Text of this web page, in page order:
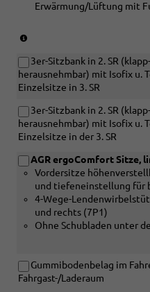
Erwärmung/Lüftung mit
Verbindung
mit
TDI
[7E0]
Ohne
Wärmespeicher/
3er-Sitzbank in 2. SR
herausnehmbar) mit Isofix u.
Einzelsitze in 3. SR
3er-Sitzbank in 2. SR
herausnehmbar) mit Isofix u.
Einzelsitze in der 3. SR
AGR ergoComfort Sitze,
Vordersitze
und tiefeneinstellung für
4-Wege-
und rechts (7P1)
Ohne Schubladen unter
Gummibodenbelag im
Fahrgast-/Laderaum